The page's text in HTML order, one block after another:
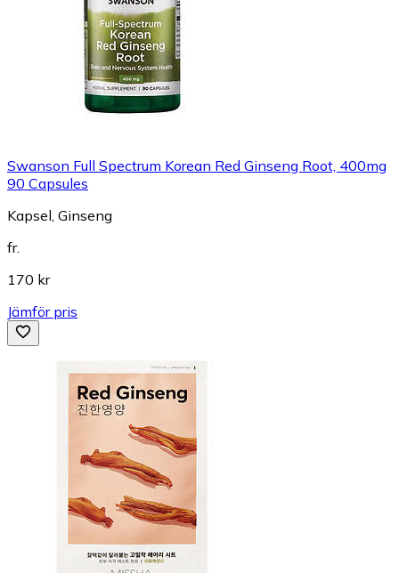
Swanson Full Spectrum Korean Red Ginseng Root, 400mg
90 Capsules
Kapsel, Ginseng
fr.
170 kr
Jämför pris